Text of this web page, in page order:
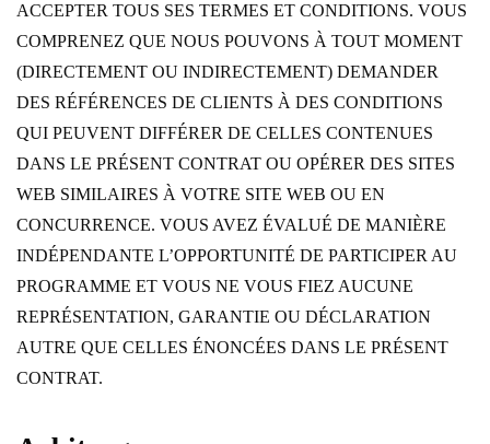
ACCEPTER TOUS SES TERMES ET CONDITIONS. VOUS
COMPRENEZ QUE NOUS POUVONS À TOUT MOMENT
(DIRECTEMENT OU INDIRECTEMENT) DEMANDER
DES RÉFÉRENCES DE CLIENTS À DES CONDITIONS
QUI PEUVENT DIFFÉRER DE CELLES CONTENUES
DANS LE PRÉSENT CONTRAT OU OPÉRER DES SITES
WEB SIMILAIRES À VOTRE SITE WEB OU EN
CONCURRENCE. VOUS AVEZ ÉVALUÉ DE MANIÈRE
INDÉPENDANTE L’OPPORTUNITÉ DE PARTICIPER AU
PROGRAMME ET VOUS NE VOUS FIEZ AUCUNE
REPRÉSENTATION, GARANTIE OU DÉCLARATION
AUTRE QUE CELLES ÉNONCÉES DANS LE PRÉSENT
CONTRAT.